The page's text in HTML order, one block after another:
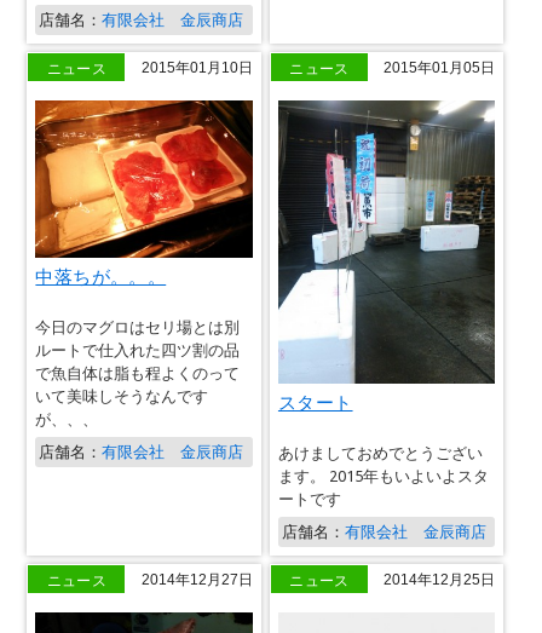
店舗名：有限会社 金辰商店
ニュース 2015年01月10日
中落ちが。。。
今日のマグロはセリ場とは別
ルートで仕入れた四ツ割の品
で魚自体は脂も程よくのって
いて美味しそうなんです
が、、、
店舗名：有限会社 金辰商店
ニュース 2015年01月05日
スタート
あけましておめでとうござい
ます。 2015年もいよいよスタ
ートです
店舗名： 有限会社 金辰商店
ニュース 2014年12月27日 ニュース 2014年12月25日